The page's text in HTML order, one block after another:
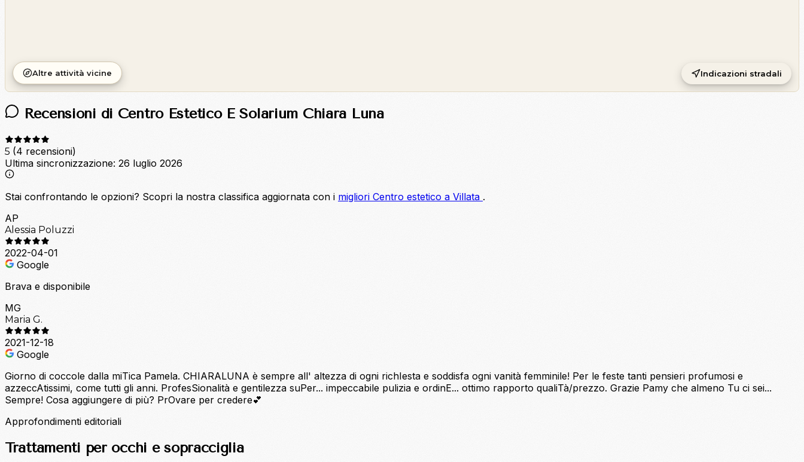
Altre attività vicine Indicazioni stradali
Recensioni di Centro Estetico E Solarium Chiara Luna
5 (4 recensioni)
Ultima sincronizzazione: 26 luglio 2026
Stai confrontando le opzioni? Scopri la nostra classifica aggiornata con i migliori Centro estetico a Villata .
AP
Alessia Poluzzi
2022-04-01
Google
Brava e disponibile
MG
Maria G.
2021-12-18
Google
Giorno di coccole dalla miTica Pamela. CHIARALUNA è sempre all' altezza di ogni richIesta e soddisfa ogni vanità femminile! Per le feste tanti pensieri profumosi e
azzeccAtissimi, come tutti gli anni. ProfesSionalità e gentilezza suPer... impeccabile pulizia e ordinE... ottimo rapporto qualiTà/prezzo. Grazie Pamy che almeno Tu ci sei...
Sempre! Cosa aggiungere di più? PrOvare per credere💕
Approfondimenti editoriali
Trattamenti per occhi e sopracciglia